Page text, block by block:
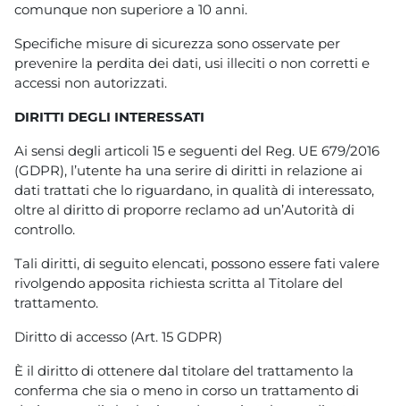
comunque non superiore a 10 anni.
Specifiche misure di sicurezza sono osservate per
prevenire la perdita dei dati, usi illeciti o non corretti e
accessi non autorizzati.
DIRITTI DEGLI INTERESSATI
Ai sensi degli articoli 15 e seguenti del Reg. UE 679/2016
(GDPR), l’utente ha una serire di diritti in relazione ai
dati trattati che lo riguardano, in qualità di interessato,
oltre al diritto di proporre reclamo ad un’Autorità di
controllo.
Tali diritti, di seguito elencati, possono essere fati valere
rivolgendo apposita richiesta scritta al Titolare del
trattamento.
Diritto di accesso (Art. 15 GDPR)
È il diritto di ottenere dal titolare del trattamento la
conferma che sia o meno in corso un trattamento di